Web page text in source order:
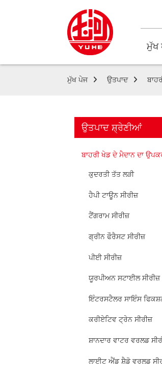
ਮੁੱਖ
ਮੁੱਖ ਪੇਜ ਉਤਪਾਦ
ਉਤਪਾਦ ਸ਼੍ਰੇਣੀਆਂ
ਬਾਹਰੀ ਖੇਡ ਦੇ ਮੈਦਾਨ ਦਾ
ਕੁਦਰਤੀ ਤੱਤ ਲੜੀ
ਹੈਪੀ ਟਾਊਨ ਸੀਰੀਜ਼
ਟੈਂਗਰਾਮ ਸੀਰੀਜ਼
ਗ੍ਰੀਨ ਫੌਰੈਸਟ ਸੀਰੀਜ਼
ਪੀਈ ਸੀਰੀਜ਼
ਯੂਰਪੀਅਨ ਸਟਾਈਲ ਸੀਰੀਜ਼
ਇੰਟਰਸਟੈਲਰ ਸਾਇੰਸ
ਕਰੀਏਟਿਵ ਟ੍ਰੇਨ ਸੀਰੀਜ਼
ਸ਼ਾਨਦਾਰ ਵਾਟਰ ਵਰਲਡ
ਲਾਈਟ ਐਂਡ ਸ਼ੈਡੋ ਵਰਲਡ